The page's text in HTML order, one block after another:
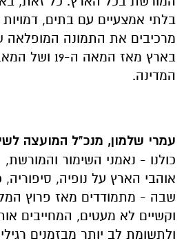
בלתי אמצעיים עם בתים, דמויות
מרכיבים את התמונה המופלאה
בארץ מאז המאה
המדינה.
עמרי שלמון, מנכ"ל המועצה
כולנו - נאמני השימור
אוהבי הארץ על נופיה,
שבה - מתמודדים מאז פרוץ
וקשיים לא מעטים, המחייבים
ולתשומת לב יותר מבזמנים